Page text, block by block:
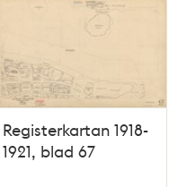
Registerkartan 1918-
1921, blad 67